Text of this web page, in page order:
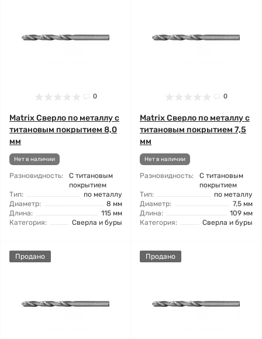
0
Matrix Сверло по металлу с
титановым покрытием 8,0
мм
Нет в наличии
Разновидность:
С титановым
покрытием
Тип:
по металлу
Диаметр:
8 мм
Длина:
115 мм
Категория:
Сверла и буры
0
Matrix Сверло по металлу с
титановым покрытием 7,5
мм
Нет в наличии
Разновидность:
С титановым
покрытием
Тип:
по металлу
Диаметр:
7,5 мм
Длина:
109 мм
Категория:
Сверла и буры
Продано Продано